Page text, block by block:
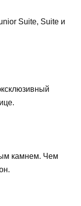
Suite, Suite и
камнем. Чем